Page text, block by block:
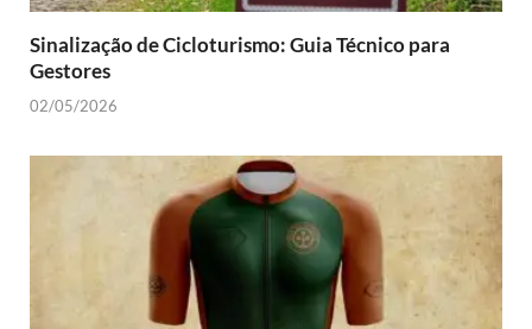
Sinalização de Cicloturismo: Guia Técnico para
Gestores
02/05/2026